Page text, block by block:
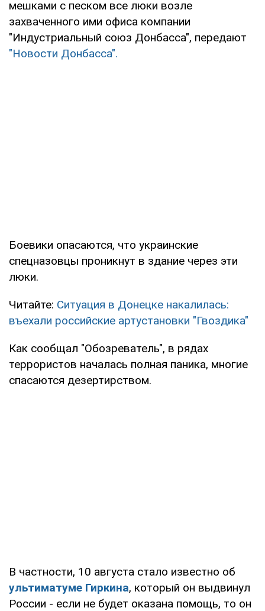
мешками с песком все люки возле
захваченного ими офиса компании
"Индустриальный союз Донбасса", передают
"Новости Донбасса".
Боевики опасаются, что украинские
спецназовцы проникнут в здание через эти
люки.
Читайте: Ситуация в Донецке накалилась:
въехали российские артустановки "Гвоздика"
Как сообщал "Обозреватель", в рядах
террористов началась полная паника, многие
спасаются дезертирством.
В частности, 10 августа стало известно об
ультиматуме Гиркина, который он выдвинул
России - если не будет оказана помощь, то он